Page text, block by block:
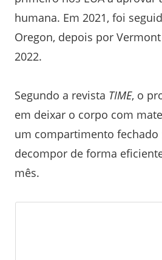
humana. Em 2021, foi
Oregon, depois por
2022.
Segundo a revista TIME, o
em deixar o corpo com
um compartimento fechado
decompor de forma
mês.